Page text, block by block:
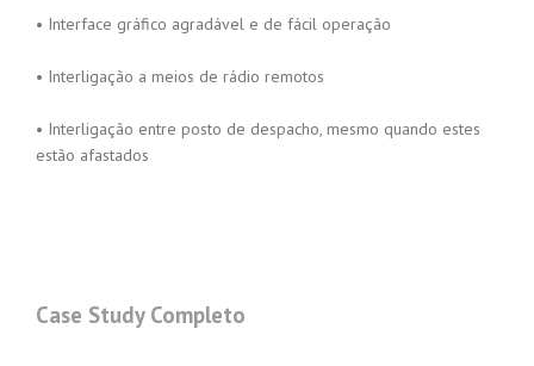
• Interface gráfico agradável e de fácil operação
• Interligação a meios de rádio remotos
• Interligação entre posto de despacho, mesmo quando estes
estão afastados
Case Study Completo